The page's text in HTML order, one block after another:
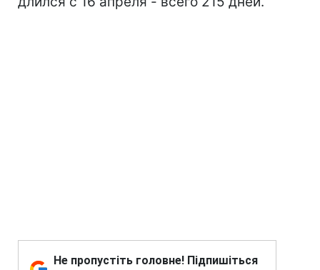
Не пропустіть головне! Підпишіться